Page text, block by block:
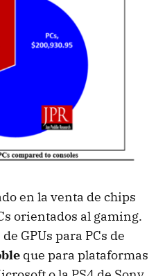
en la venta de chips
orientados al gaming.
GPUs para PCs de
que para plataformas